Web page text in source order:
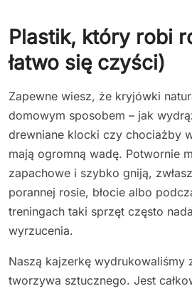
Plastik, który robi
łatwo się czyści)
Zapewne wiesz, że kryjówki
domowym sposobem – jak
drewniane klocki czy chociażby
mają ogromną wadę. Potwornie
zapachowe i szybko gniją,
porannej rosie, błocie albo
treningach taki sprzęt często
wyrzucenia.
Naszą kajzerkę wydrukowaliśmy
tworzywa sztucznego. Jest